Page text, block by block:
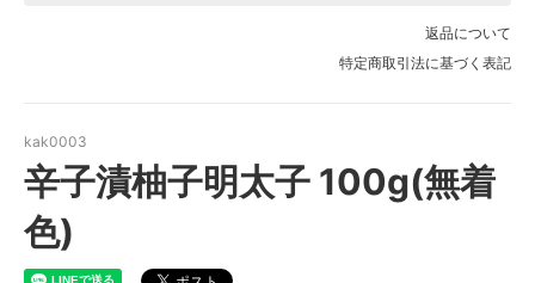
返品について
特定商取引法に基づく表記
kak0003
辛子漬柚子明太子 100g(無着
色)